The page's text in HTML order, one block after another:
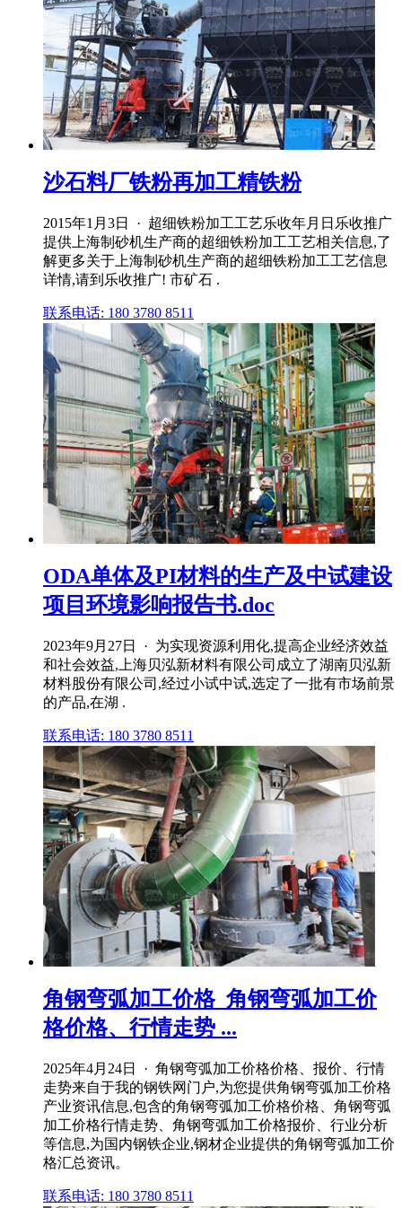
沙石料厂铁粉再加工精铁粉
2015年1月3日 · 超细铁粉加工工艺乐收年月日乐收推广
提供上海制砂机生产商的超细铁粉加工工艺相关信息,了
解更多关于上海制砂机生产商的超细铁粉加工工艺信息
详情,请到乐收推广! 市矿石 .
联系电话: 180 3780 8511
ODA单体及PI材料的生产及中试建设
项目环境影响报告书.doc
2023年9月27日 · 为实现资源利用化,提高企业经济效益
和社会效益,上海贝泓新材料有限公司成立了湖南贝泓新
材料股份有限公司,经过小试中试,选定了一批有市场前景
的产品,在湖 .
联系电话: 180 3780 8511
角钢弯弧加工价格_角钢弯弧加工价
格价格、行情走势 ...
2025年4月24日 · 角钢弯弧加工价格价格、报价、行情
走势来自于我的钢铁网门户,为您提供角钢弯弧加工价格
产业资讯信息,包含的角钢弯弧加工价格价格、角钢弯弧
加工价格行情走势、角钢弯弧加工价格报价、行业分析
等信息,为国内钢铁企业,钢材企业提供的角钢弯弧加工价
格汇总资讯。
联系电话: 180 3780 8511